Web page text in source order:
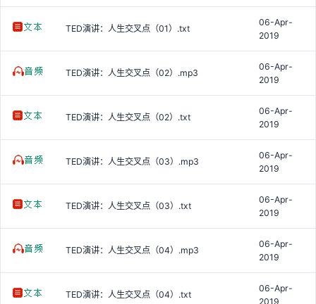
TED演讲：人生交叉点（01）.txt
06-Apr-
2019
TED演讲：人生交叉点（02）.mp3
06-Apr-
2019
TED演讲：人生交叉点（02）.txt
06-Apr-
2019
TED演讲：人生交叉点（03）.mp3
06-Apr-
2019
TED演讲：人生交叉点（03）.txt
06-Apr-
2019
TED演讲：人生交叉点（04）.mp3
06-Apr-
2019
TED演讲：人生交叉点（04）.txt
06-Apr-
2019